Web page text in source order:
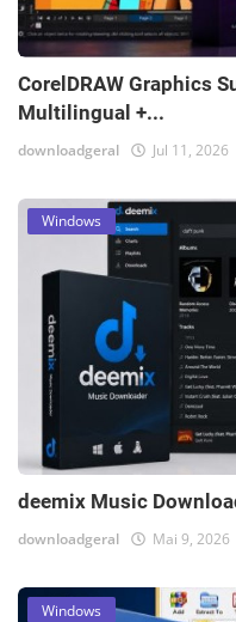
CorelDRAW Graphics
Multilingual +...
downloadgeral Jul 11, 2026
Windows
deemix Music
downloadgeral Mai 9, 2026
Windows